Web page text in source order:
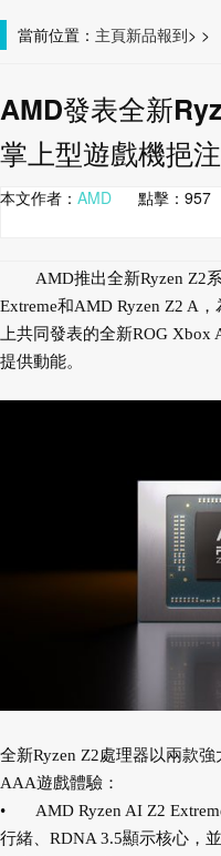
當前位置： 主頁 >
新品報到 >
AMD發表全新
掌上型遊戲機挹
本文作者： AMD 點擊： 957
AMD推出全新Ryzen Z2
Extreme和AMD Ryzen Z2 A
上共同發表的全新ROG
提供動能。
全新Ryzen Z2處理器以兩款
AAA遊戲體驗：
•
AMD Ryzen AI Z2
行緒、RDNA 3.5顯示核心，